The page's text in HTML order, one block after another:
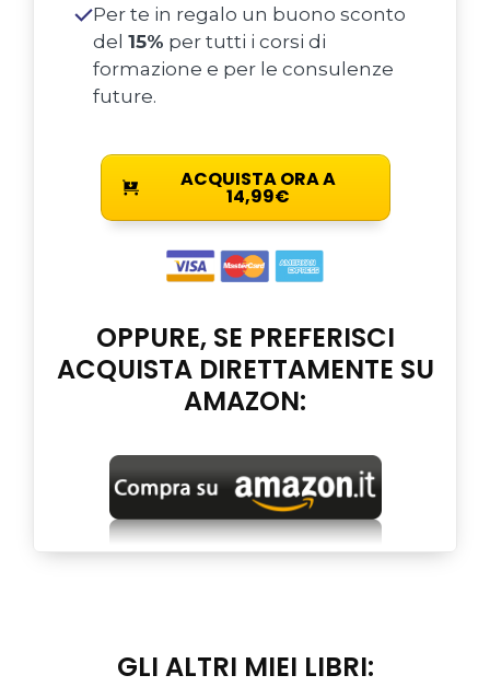
Per te in regalo un buono sconto
del15% per tutti i corsi di
formazione e per le consulenze
future.
ACQUISTA ORA A
14,99€
OPPURE, SE PREFERISCI
ACQUISTA DIRETTAMENTE SU
AMAZON:
GLI ALTRI MIEI LIBRI: